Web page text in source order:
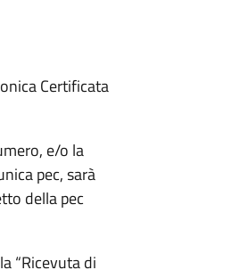
Certificata
e/o la
pec, sarà
della pec
“Ricevuta di